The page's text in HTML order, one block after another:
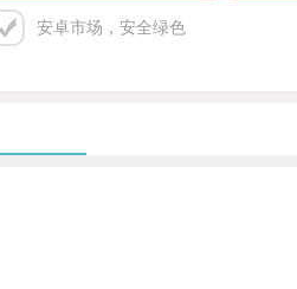
安卓市场，安全绿色